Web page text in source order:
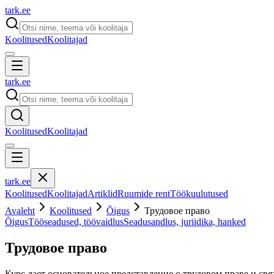
tark.ee
KoolitusedKoolitajad
tark.ee
KoolitusedKoolitajad
tark.ee
KoolitusedKoolitajadArtiklidRuumide rentTöökuulutused
Avaleht
Koolitused Õigus
Трудовое право
ÕigusTööseadused, töövaidlusSeadusandlus, juriidika, hanked
Трудовое право